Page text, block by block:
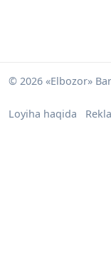
© 2026 «Elbozor»
Loyiha haqida